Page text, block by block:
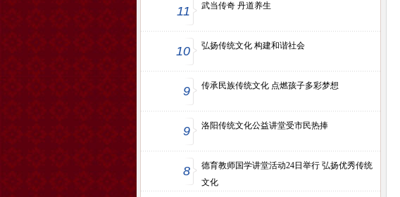
11 武当传奇 丹道养生
10 弘扬传统文化 构建和谐社会
9 传承民族传统文化 点燃孩子多彩梦想
9 洛阳传统文化公益讲堂受市民热捧
8
德育教师国学讲堂活动24日举行 弘扬优秀传统
文化